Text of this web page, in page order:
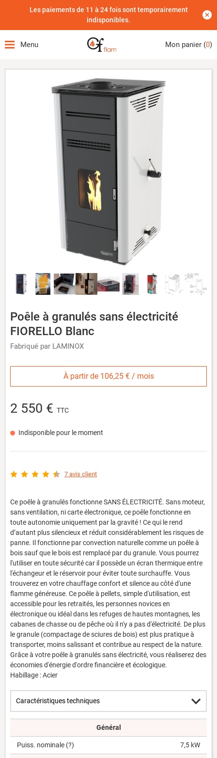
Les paiements de 11 à 24 fois sont temporairement
indisponibles.
Menu Mon panier (0)
Poêle à granulés sans électricité
FIORELLO Blanc
Fabriqué par LAMINOX
À partir de 106,25 € / mois
2 550 € TTC
Indisponible pour le moment
7 avis client
Ce poêle à granulés fonctionne SANS ÉLECTRICITÉ. Sans moteur,
sans ventilation, ni carte électronique, ce poêle fonctionne en
toute autonomie uniquement par la gravité ! Ce qui le rend
d’autant plus silencieux et réduit considérablement les risques de
panne. Il fonctionne par convection naturelle comme un poêle à
bois sauf que le bois est remplacé par du granule. Vous pourrez
l'utiliser en toute sécurité car il possède un écran thermique entre
l'échangeur et le réservoir pour éviter toute surchauffe. Vous
trouverez en votre chauffage confort et silence au côté d'une
flamme généreuse. Ce poêle à pellets, simple d'utilisation, est
accessible pour les retraités, les personnes novices en
électronique ou idéal dans les refuges de hautes montagnes, les
cabanes de chasse ou de pêche où il n'y a pas d'électricité. De plus
le granule (compactage de sciures de bois) est plus pratique à
transporter, moins salissant et contribue au respect de la nature.
Grâce à votre poêle à granulés sans électricité, vous réaliserez des
économies d'énergie d'ordre financière et écologique.
Habillage : Acier
Général
Puiss. nominale (?) 7,5 kW